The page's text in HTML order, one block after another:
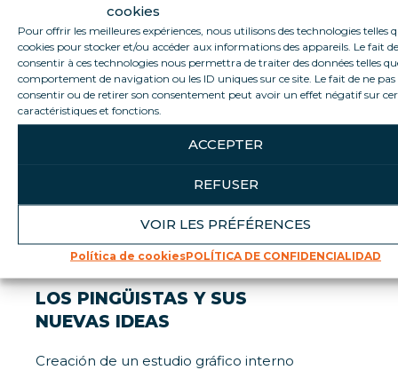
cookies
Pour offrir les meilleures expériences, nous utilisons des technologies telles
cookies pour stocker et/ou accéder aux informations des appareils. Le fait de
consentir à ces technologies nous permettra de traiter des données telles
comportement de navigation ou les ID uniques sur ce site. Le fait de ne pas
consentir ou de retirer son consentement peut avoir un effet négatif sur
caractéristiques et fonctions.
ACCEPTER
REFUSER
VOIR LES PRÉFÉRENCES
Política de cookiesPOLÍTICA DE CONFIDENCIALIDAD
2018
LOS PINGÜISTAS Y SUS
NUEVAS IDEAS
Creación de un estudio gráfico interno